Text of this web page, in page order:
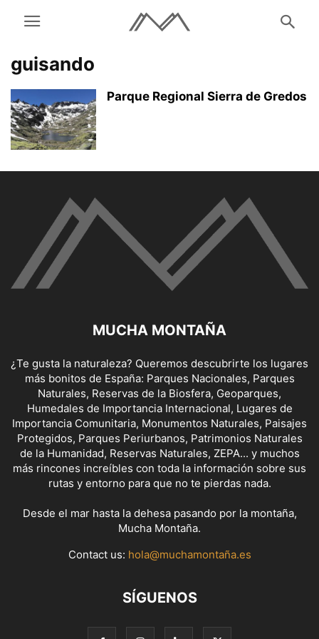
guisando
Parque Regional Sierra de Gredos
MUCHA MONTAÑA
¿Te gusta la naturaleza? Queremos descubrirte los lugares
más bonitos de España: Parques Nacionales, Parques
Naturales, Reservas de la Biosfera, Geoparques,
Humedales de Importancia Internacional, Lugares de
Importancia Comunitaria, Monumentos Naturales, Paisajes
Protegidos, Parques Periurbanos, Patrimonios Naturales
de la Humanidad, Reservas Naturales, ZEPA... y muchos
más rincones increíbles con toda la información sobre sus
rutas y entorno para que no te pierdas nada.
Desde el mar hasta la dehesa pasando por la montaña,
Mucha Montaña.
Contact us: hola@muchamontaña.es
SÍGUENOS